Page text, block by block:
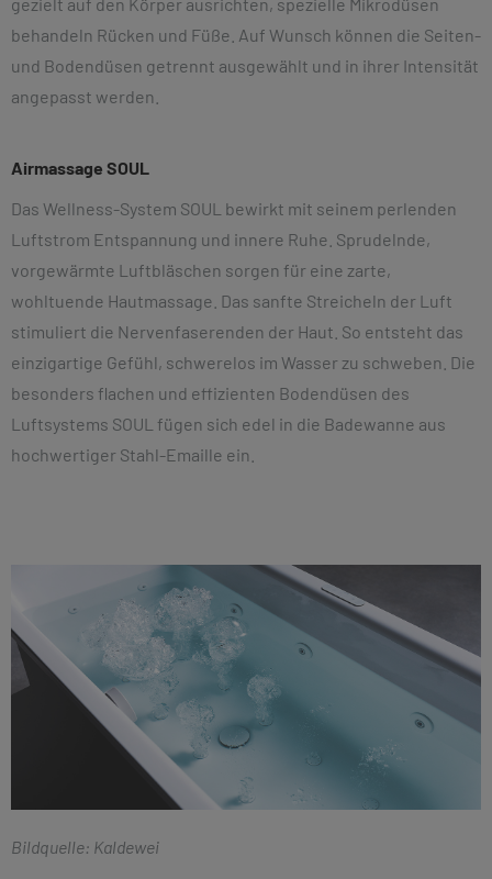
behandeln Rücken und Füße. Auf Wunsch können die Seiten-
und Bodendüsen getrennt ausgewählt und in ihrer Intensität
angepasst werden.
Airmassage SOUL
Das Wellness-System SOUL bewirkt mit seinem perlenden
Luftstrom Entspannung und innere Ruhe. Sprudelnde,
vorgewärmte Luftbläschen sorgen für eine zarte,
wohltuende Hautmassage. Das sanfte Streicheln der Luft
stimuliert die Nervenfaserenden der Haut. So entsteht das
einzigartige Gefühl, schwerelos im Wasser zu schweben. Die
besonders flachen und effizienten Bodendüsen des
Luftsystems SOUL fügen sich edel in die Badewanne aus
hochwertiger Stahl-Emaille ein.
Bildquelle: Kaldewei